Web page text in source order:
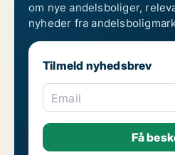
om nye andelsboliger,
nyheder fra
Tilmeld nyhedsbrev
Email